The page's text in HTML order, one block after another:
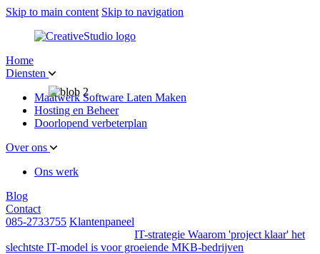
Skip to main content Skip to navigation
Home
Diensten
Maatwerk Software Laten Maken
Hosting en Beheer
Doorlopend verbeterplan
Over ons
Ons werk
Blog
Contact
085-2733755 Klantenpaneel
IT-strategie Waarom 'project klaar' het
slechtste IT-model is voor groeiende MKB-bedrijven